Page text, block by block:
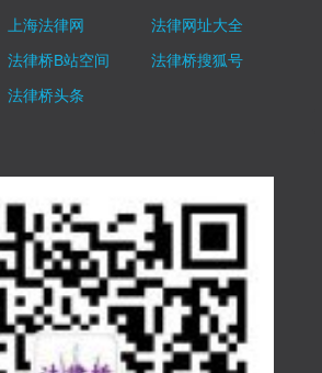
上海法律网
法律网址大全
法律桥B站空间
法律桥搜狐号
法律桥头条